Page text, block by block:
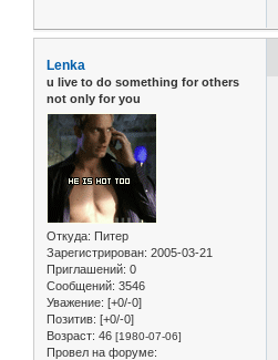
Lenka
u live to do something for others
not only for you
Откуда: Питер
Зарегистрирован: 2005-03-21
Приглашений: 0
Сообщений: 3546
Уважение: [+0/-0]
Позитив: [+0/-0]
Возраст: 46 [1980-07-06]
Провел на форуме: